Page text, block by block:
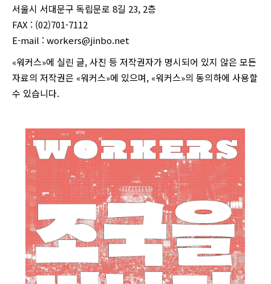
서울시 서대문구 독립문로 8길 23, 2층
FAX : (02)701-7112
E-mail : workers@jinbo.net
«워커스»에 실린 글, 사진 등 저작권자가 명시되어 있지 않은 모든
자료의 저작권은 «워커스»에 있으며, «워커스»의 동의하에 사용할
수 있습니다.